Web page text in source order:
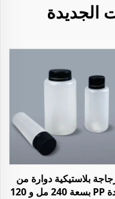
الجديدة
بلاستيكية دوارة من
مادة PP بسعة 240 مل و 120